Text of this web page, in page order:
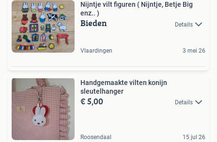
Nijntje vilt figuren ( Nijntje, Betje Big
enz.. )
Bieden Details
Vlaardingen 3 mei 26
Handgemaakte vilten konijn
sleutelhanger
€ 5,00 Details
Roosendaal 15 jul 26